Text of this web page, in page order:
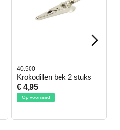
40.500
Krokodillen bek 2 stuks
€ 4,95
Op voorraad